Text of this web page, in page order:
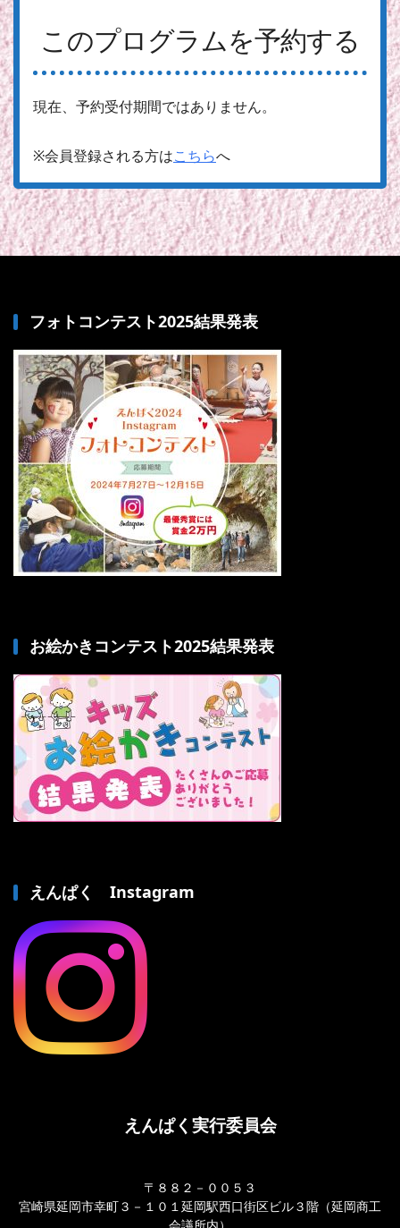
このプログラムを予約する
現在、予約受付期間ではありません。
※会員登録される方はこちらへ
フォトコンテスト2025結果発表
お絵かきコンテスト2025結果発表
えんぱく Instagram
えんぱく実行委員会
〒８８２－００５３
宮崎県延岡市幸町３－１０１延岡駅西口街区ビル３階（延岡商工